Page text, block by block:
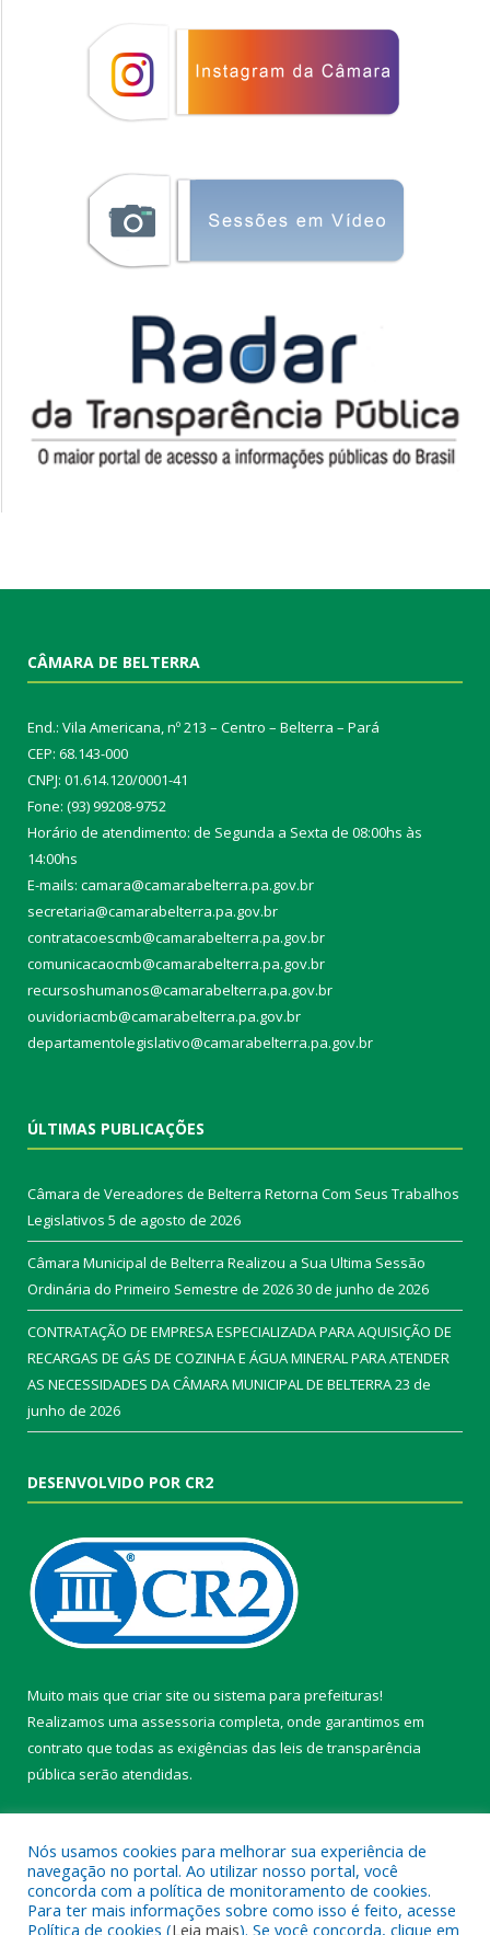
CÂMARA DE BELTERRA
End.: Vila Americana, nº 213 – Centro – Belterra – Pará
CEP: 68.143-000
CNPJ: 01.614.120/0001-41
Fone: (93) 99208-9752
Horário de atendimento: de Segunda a Sexta de 08:00hs às
14:00hs
E-mails: camara@camarabelterra.pa.gov.br
secretaria@camarabelterra.pa.gov.br
contratacoescmb@camarabelterra.pa.gov.br
comunicacaocmb@camarabelterra.pa.gov.br
recursoshumanos@camarabelterra.pa.gov.br
ouvidoriacmb@camarabelterra.pa.gov.br
departamentolegislativo@camarabelterra.pa.gov.br
ÚLTIMAS PUBLICAÇÕES
Câmara de Vereadores de Belterra Retorna Com Seus Trabalhos
Legislativos 5 de agosto de 2026
Câmara Municipal de Belterra Realizou a Sua Ultima Sessão
Ordinária do Primeiro Semestre de 202630 de junho de 2026
CONTRATAÇÃO DE EMPRESA ESPECIALIZADA PARA AQUISIÇÃO DE
RECARGAS DE GÁS DE COZINHA E ÁGUA MINERAL PARA ATENDER
AS NECESSIDADES DA CÂMARA MUNICIPAL DE BELTERRA23 de
junho de 2026
DESENVOLVIDO POR CR2
Muito mais que criar site ou sistema para prefeituras!
Realizamos uma assessoria completa, onde garantimos em
contrato que todas as exigências das leis de transparência
pública serão atendidas.
Nós usamos cookies para melhorar sua experiência de
navegação no portal. Ao utilizar nosso portal, você
concorda com a política de monitoramento de cookies.
Para ter mais informações sobre como isso é feito, acesse
Política de cookies (Leia mais). Se você concorda, clique em